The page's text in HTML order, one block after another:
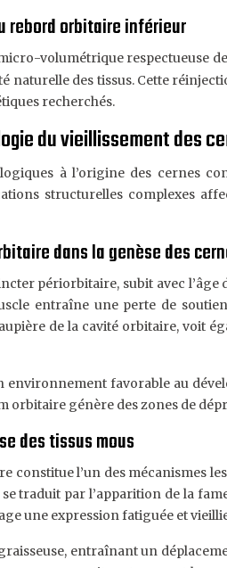
rebord orbitaire inférieur
volumétrique respectueuse
des tissus. Cette
recherchés.
du vieillissement des
à l’origine des cernes
structurelles complexes
dans la genèse des
périorbitaire, subit avec
entraîne une perte de
de la cavité orbitaire, voit
favorable au
orbitaire génère des zones de
des tissus mous
l’un des mécanismes
traduit par l’apparition de la
une expression fatiguée et
entraînant un